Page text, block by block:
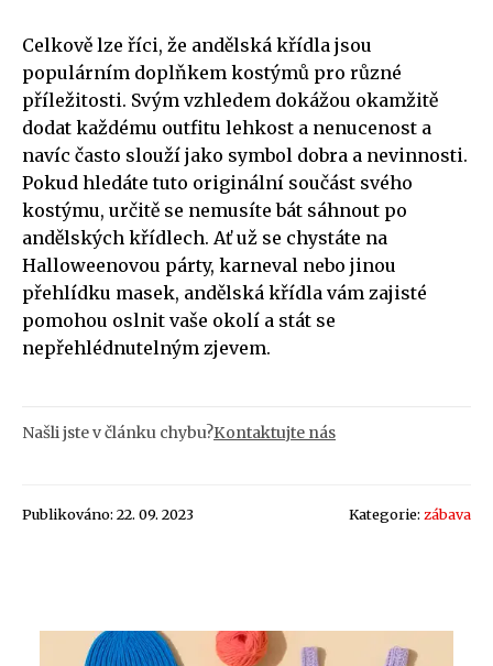
Celkově lze říci, že andělská křídla jsou
populárním doplňkem kostýmů pro různé
příležitosti. Svým vzhledem dokážou okamžitě
dodat každému outfitu lehkost a nenucenost a
navíc často slouží jako symbol dobra a nevinnosti.
Pokud hledáte tuto originální součást svého
kostýmu, určitě se nemusíte bát sáhnout po
andělských křídlech. Ať už se chystáte na
Halloweenovou párty, karneval nebo jinou
přehlídku masek, andělská křídla vám zajisté
pomohou oslnit vaše okolí a stát se
nepřehlédnutelným zjevem.
Našli jste v článku chybu?Kontaktujte nás
Publikováno: 22. 09. 2023 Kategorie: zábava